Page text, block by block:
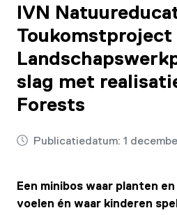
IVN
Toukomstproject
slag met
Forests
Publicatiedatum: 1
Een minibos waar planten
voelen én waar kinderen